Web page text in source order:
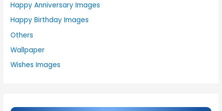
Happy Anniversary Images
Happy Birthday Images
Others
Wallpaper
Wishes Images